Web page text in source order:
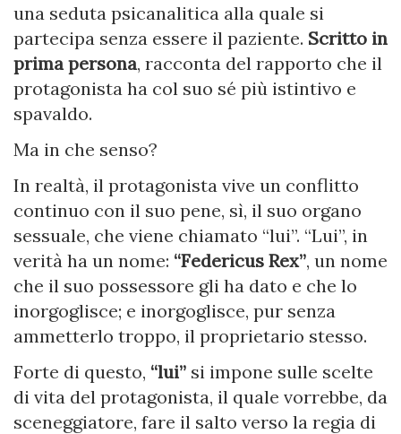
una seduta psicanalitica alla quale si
partecipa senza essere il paziente. Scritto in
prima persona, racconta del rapporto che il
protagonista ha col suo sé più istintivo e
spavaldo.
Ma in che senso?
In realtà, il protagonista vive un conflitto
continuo con il suo pene, sì, il suo organo
sessuale, che viene chiamato “lui”. “Lui”, in
verità ha un nome: “Federicus Rex”, un nome
che il suo possessore gli ha dato e che lo
inorgoglisce; e inorgoglisce, pur senza
ammetterlo troppo, il proprietario stesso.
Forte di questo, “lui” si impone sulle scelte
di vita del protagonista, il quale vorrebbe, da
sceneggiatore, fare il salto verso la regia di